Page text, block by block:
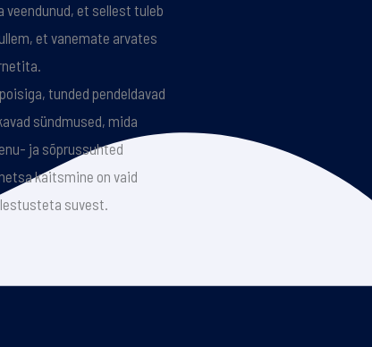
veendunud, et sellest tuleb
et vanemate arvates
tunded pendeldavad
sündmused, mida
ja sõprussuhted
kaitsmine on vaid
suvest.